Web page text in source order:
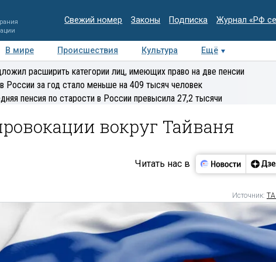
Свежий номер Законы Подписка Журнал «РФ
В мире Происшествия Культура
Ещё
Медиацентр Интервью Колумнисты
расширить категории лиц, имеющих право на две пенсии
России за год стало меньше на 409 тысяч человек
пенсия по старости в России превысила 27,2 тысячи
вокруг Тайваня
Читать нас в
Источник: